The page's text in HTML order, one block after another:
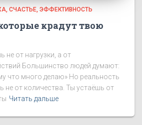
СЧАСТЬЕ ЭФФЕКТИВНОСТЬ
крадут твою
не от нагрузки, а от
Большинство людей думают:
что много делаю» Но реальность
не от количества. Ты устаёшь от
Читать дальше